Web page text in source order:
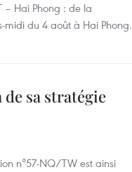
– Hai Phong : de la
midi du 4 août à Hai Phong.
sa stratégie
n°57-NQ/TW est ainsi